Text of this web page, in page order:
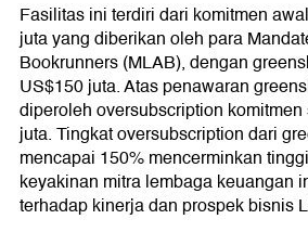
Fasilitas ini terdiri dari komitmen
juta yang diberikan oleh para
Bookrunners (MLAB), dengan
US$150 juta. Atas penawaran
diperoleh oversubscription
juta. Tingkat oversubscription dari
mencapai 150% mencerminkan
keyakinan mitra lembaga keuangan
terhadap kinerja dan prospek bisnis